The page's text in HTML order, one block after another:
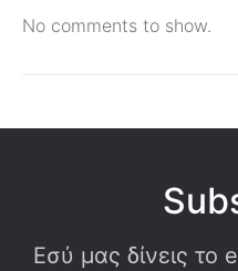
No comments to show.
Εσύ μας δίνεις το